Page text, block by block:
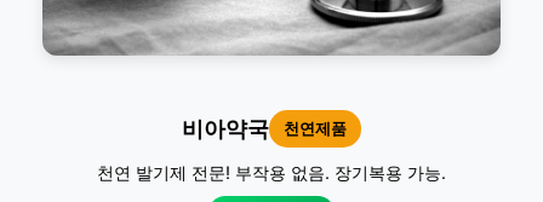
비아약국 천연제품
천연 발기제 전문! 부작용 없음. 장기복용 가능.